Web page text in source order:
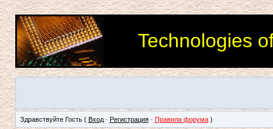
Technologies
Здравствуйте Гость ( Вход· Регистрация· Правила форума)